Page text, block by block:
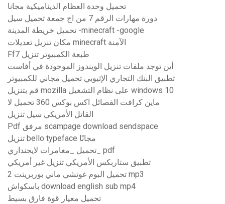
تحميل وحدة العظام الديناميكية مجانا
دورة مهارات الرقم 7 من اج جمعة تحميل سيل
تحميل خريطة المدينة -minecraft -google
مكان تنزيل تعديلات minecraft الآمنة
Ff7 طبعة الكمبيوتر تنزيل
أين توجد ملفات تنزيل الويندوز الموجودة في أفاست
تطبيق البنك التجاري الإثيوبي تحميل مجاني للكمبيوتر
قم بتنزيل mozilla على نظام التشغيل windows 10
ماين كرافت الفصائل اكس بوكس ​​360 تحميل لا
القاتل الأمريكي سيل تنزيل
Pdf مرفق scampage download sendspace
تنزيل bello typeface مجانًا
تحميل _مغامرات لايجنداري_ pdf
تطبيق ستاربكس الأمريكي تنزيل غير أمريكي
تحميل البوم غوتشي ماني بوربرينت 2 mp3
باسكواش download english sub mp4
تحميل معيار قوة فارق بسيط